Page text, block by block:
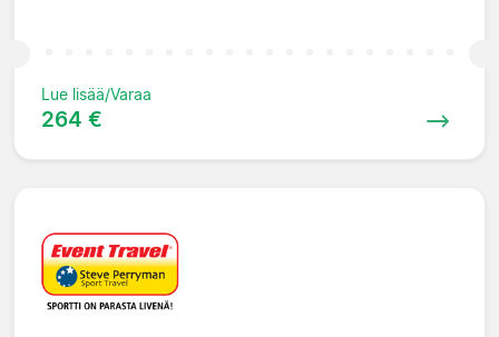
Lue lisää/Varaa
264 €